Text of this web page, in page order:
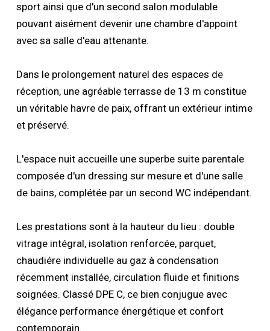
sport ainsi que d'un second salon modulable
pouvant aisément devenir une chambre d'appoint
avec sa salle d'eau attenante.
Dans le prolongement naturel des espaces de
réception, une agréable terrasse de 13 m constitue
un véritable havre de paix, offrant un extérieur intime
et préservé.
L'espace nuit accueille une superbe suite parentale
composée d'un dressing sur mesure et d'une salle
de bains, complétée par un second WC indépendant.
Les prestations sont à la hauteur du lieu : double
vitrage intégral, isolation renforcée, parquet,
chaudiére individuelle au gaz à condensation
récemment installée, circulation fluide et finitions
soignées. Classé DPE C, ce bien conjugue avec
élégance performance énergétique et confort
contemporain.